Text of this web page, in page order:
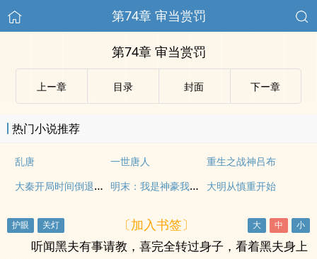
第74章 审当赏罚
第74章 审当赏罚
上ー章 目录 封面 下ー章
热门小说推荐
乱唐 一世唐人 重生之战神吕布
大秦开局时间倒退三十秒 明末：我是神豪我怕谁 大明从慎重开始
〔加入书签〕
听闻黑夫有事请教，喜完全转过身子，看着黑夫身上